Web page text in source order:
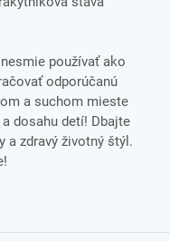
používať ako
odporúčanú
a suchom mieste
dosahu detí! Dbajte
a zdravý životný štýl.